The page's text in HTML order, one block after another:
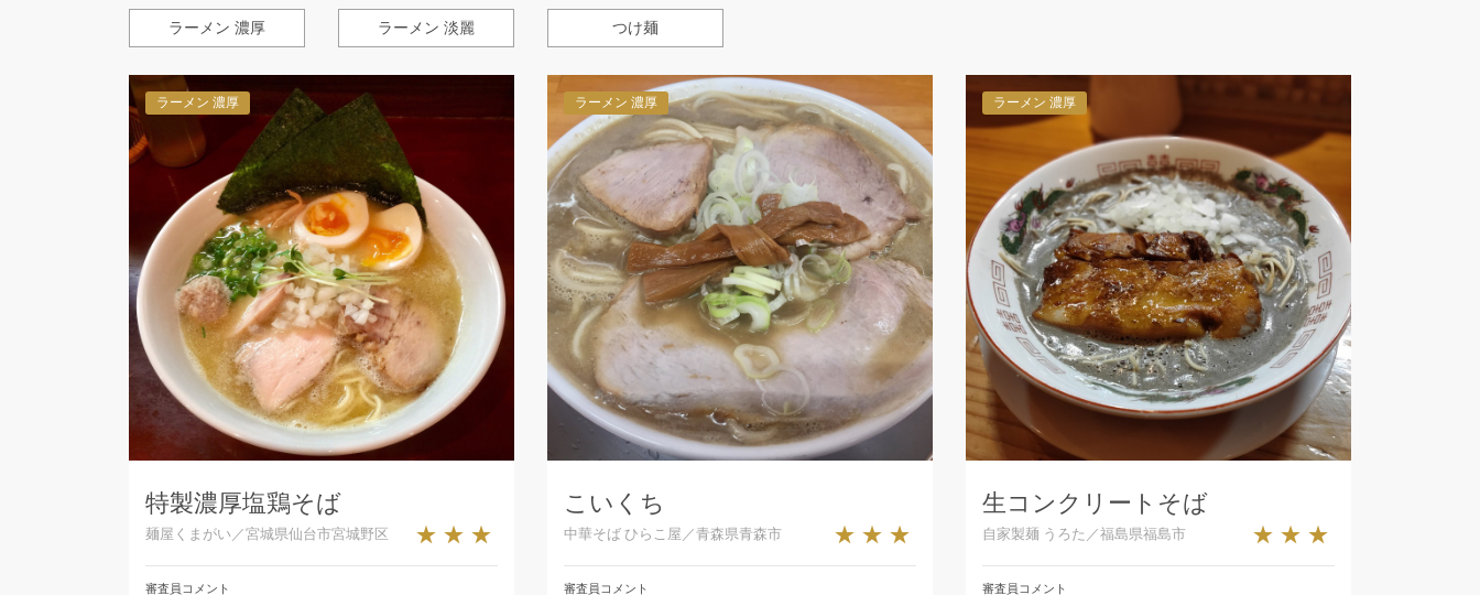
ラーメン 濃厚 ラーメン 淡麗 つけ麺
ラーメン 濃厚
特製濃厚塩鶏そば
麺屋くまがい／宮城県仙台市宮城野区 ★★★
審査員コメント
ラーメン 濃厚
こいくち
中華そば ひらこ屋／青森県青森市 ★★★
審査員コメント
ラーメン 濃厚
生コンクリートそば
自家製麺 うろた／福島県福島市 ★★★
審査員コメント